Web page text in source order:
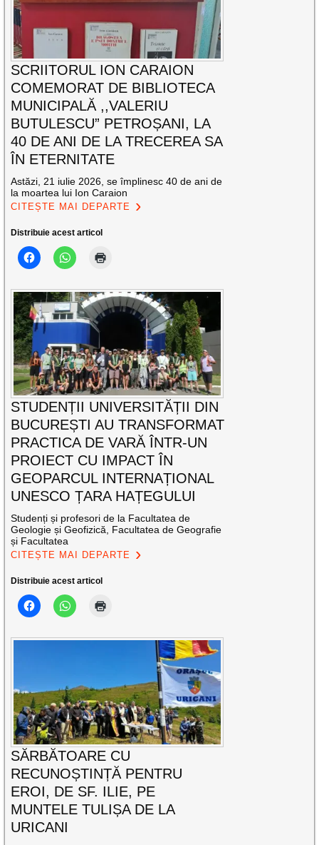
SCRIITORUL ION CARAION
COMEMORAT DE BIBLIOTECA
MUNICIPALĂ ,,VALERIU
BUTULESCU” PETROȘANI, LA
40 DE ANI DE LA TRECEREA SA
ÎN ETERNITATE
Astăzi, 21 iulie 2026, se împlinesc 40 de ani de
la moartea lui Ion Caraion
CITEȘTE MAI DEPARTE
Distribuie acest articol
STUDENȚII UNIVERSITĂȚII DIN
BUCUREȘTI AU TRANSFORMAT
PRACTICA DE VARĂ ÎNTR-UN
PROIECT CU IMPACT ÎN
GEOPARCUL INTERNAȚIONAL
UNESCO ȚARA HAȚEGULUI
Studenți și profesori de la Facultatea de
Geologie și Geofizică, Facultatea de Geografie
și Facultatea
CITEȘTE MAI DEPARTE
Distribuie acest articol
SĂRBĂTOARE CU
RECUNOȘTINȚĂ PENTRU
EROI, DE SF. ILIE, PE
MUNTELE TULIȘA DE LA
URICANI